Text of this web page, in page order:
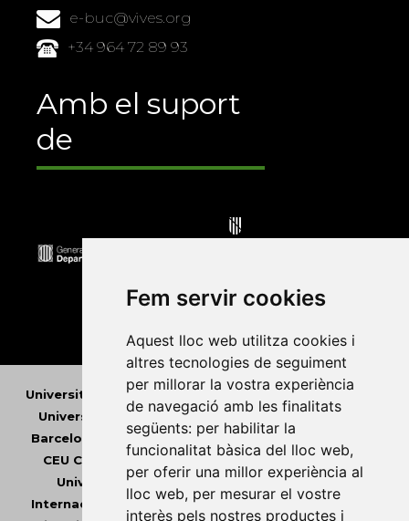
Fem servir cookies
Aquest lloc web utilitza cookies i
altres tecnologies de seguiment
per millorar la vostra experiència
de navegació amb les finalitats
següents: per habilitar la
funcionalitat bàsica del lloc web,
per oferir una millor experiència al
lloc web, per mesurar el vostre
interès pels nostres productes i
e-buc@vives.org
+34 964 72 89 93
Amb el suport
de
Universitat Abat Oliba CEU • Universitat d'Alacant
Universitat d'Andorra•Universitat Autònoma de
Barcelona
Universitat de Barcelona •
CEU Cardenal Herrera•Universitat de Girona•
Universitat de les Illes Balears•Universitat
Internacional de Catalunya•Universitat Jaume I